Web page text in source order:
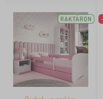
RAKTÁRON